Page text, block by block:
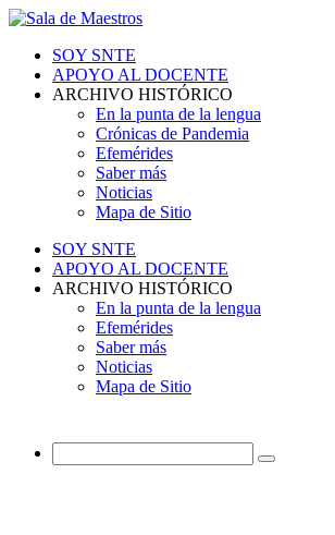
SOY SNTE
APOYO AL DOCENTE
ARCHIVO HISTÓRICO
En la punta de la lengua
Crónicas de Pandemia
Efemérides
Saber más
Noticias
Mapa de Sitio
SOY SNTE
APOYO AL DOCENTE
ARCHIVO HISTÓRICO
En la punta de la lengua
Efemérides
Saber más
Noticias
Mapa de Sitio